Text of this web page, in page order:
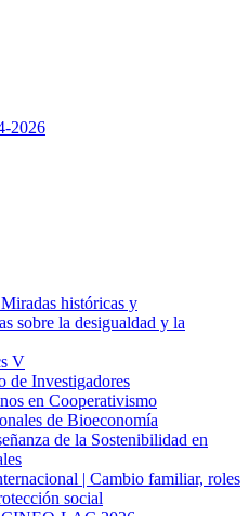
2026
históricas y
sobre la desigualdad y la
V
de Investigadores
en Cooperativismo
de Bioeconomía
de la Sostenibilidad en
| Cambio familiar, roles
social